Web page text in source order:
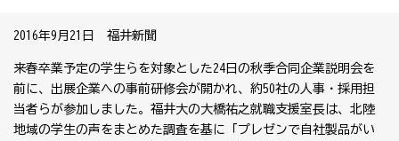
2016年9月21日 福井新聞
来春卒業予定の学生らを対象とした24日の秋季合同企業説明会を
前に、出展企業への事前研修会が開かれ、約50社の人事・採用担
当者らが参加しました。福井大の大橋祐之就職支援室長は、北陸
地域の学生の声をまとめた調査を基に「プレゼンで自社製品がい